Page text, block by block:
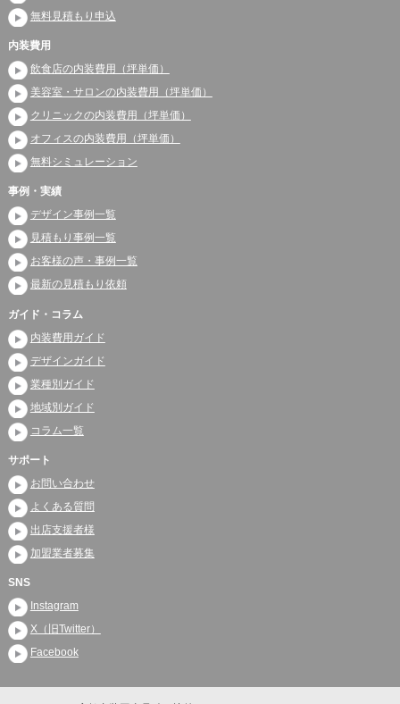
無料見積もり申込
内装費用
飲食店の内装費用（坪単価）
美容室・サロンの内装費用（坪単価）
クリニックの内装費用（坪単価）
オフィスの内装費用（坪単価）
無料シミュレーション
事例・実績
デザイン事例一覧
見積もり事例一覧
お客様の声・事例一覧
最新の見積もり依頼
ガイド・コラム
内装費用ガイド
デザインガイド
業種別ガイド
地域別ガイド
コラム一覧
サポート
お問い合わせ
よくある質問
出店支援者様
加盟業者募集
SNS
Instagram
X（旧Twitter）
Facebook